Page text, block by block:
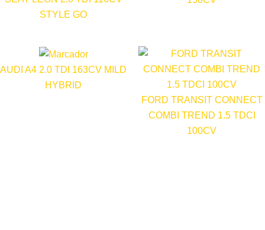
STYLE GO
AUDI A4 2.0 TDI 163CV MILD
HYBRID
FORD TRANSIT CONNECT
COMBI TREND 1.5 TDCI
100CV